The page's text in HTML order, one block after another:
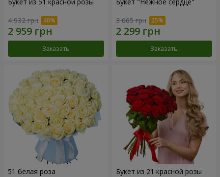
4 932 грн
Заказать
3 065 грн
Заказать
51 белая роза Букет из 21 красной розы